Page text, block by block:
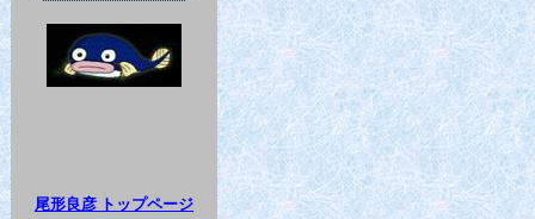
尾形良彦 トップページ